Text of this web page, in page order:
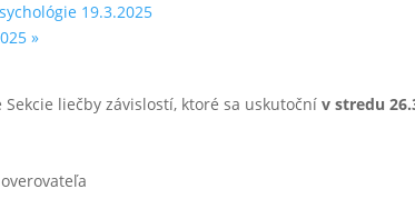
19.3.2025
»
liečby závislostí, ktoré sa uskutoční v stredu